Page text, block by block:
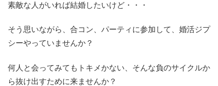
素敵な人がいれば結婚したいけど・・・
そう思いながら、合コン、パーティに参加して、婚活ジプ
シーやっていませんか？
何人と会ってみてもトキメかない、そんな負のサイクルか
ら抜け出すために来ませんか？